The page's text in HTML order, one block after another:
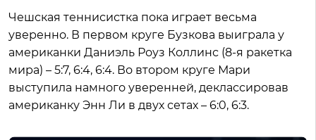
Чешская теннисистка пока играет весьма
уверенно. В первом круге Бузкова выиграла у
американки Даниэль Роуз Коллинс (8-я ракетка
мира) – 5:7, 6:4, 6:4. Во втором круге Мари
выступила намного уверенней, деклассировав
американку Энн Ли в двух сетах – 6:0, 6:3.